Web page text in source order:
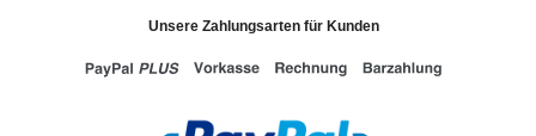
Unsere Zahlungsarten für Kunden